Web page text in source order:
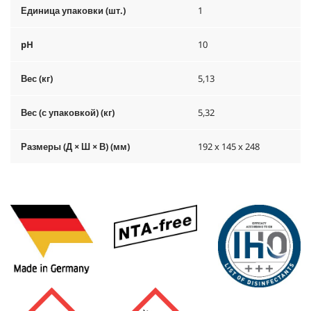
Единица упаковки (шт.) 1
pH 10
Вес (кг) 5,13
Вес (с упаковкой) (кг) 5,32
Размеры (Д × Ш × В) (мм) 192 x 145 x 248